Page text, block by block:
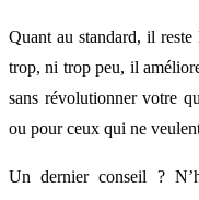
Quant au standard, il
trop, ni trop peu, il
sans révolutionner votre
ou pour ceux qui ne
Un dernier conseil ?